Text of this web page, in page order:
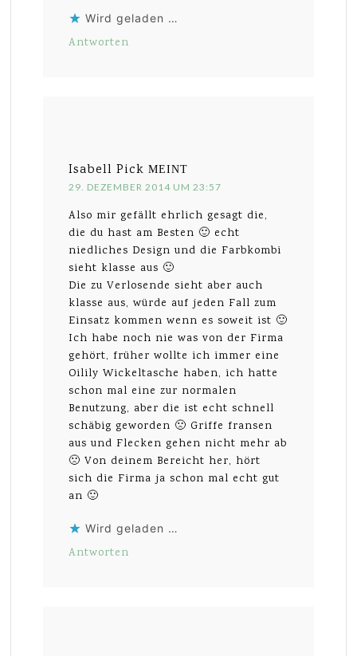
Wird geladen …
Antworten
Isabell Pick MEINT
29. DEZEMBER 2014 UM 23:57
Also mir gefällt ehrlich gesagt die,
die du hast am Besten 🙂 echt
niedliches Design und die Farbkombi
sieht klasse aus 🙂
Die zu Verlosende sieht aber auch
klasse aus, würde auf jeden Fall zum
Einsatz kommen wenn es soweit ist 🙂
Ich habe noch nie was von der Firma
gehört, früher wollte ich immer eine
Oilily Wickeltasche haben, ich hatte
schon mal eine zur normalen
Benutzung, aber die ist echt schnell
schäbig geworden 🙁 Griffe fransen
aus und Flecken gehen nicht mehr ab
🙁 Von deinem Bereicht her, hört
sich die Firma ja schon mal echt gut
an 🙂
Wird geladen …
Antworten